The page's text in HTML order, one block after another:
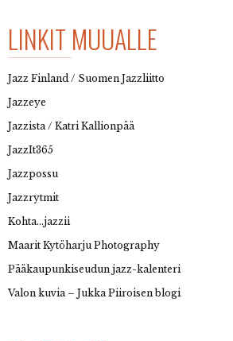
LINKIT MUUALLE
Jazz Finland / Suomen Jazzliitto
Jazzeye
Jazzista / Katri Kallionpää
JazzIt365
Jazzpossu
Jazzrytmit
Kohta…jazzii
Maarit Kytöharju Photography
Pääkaupunkiseudun jazz-kalenteri
Valon kuvia – Jukka Piiroisen blogi